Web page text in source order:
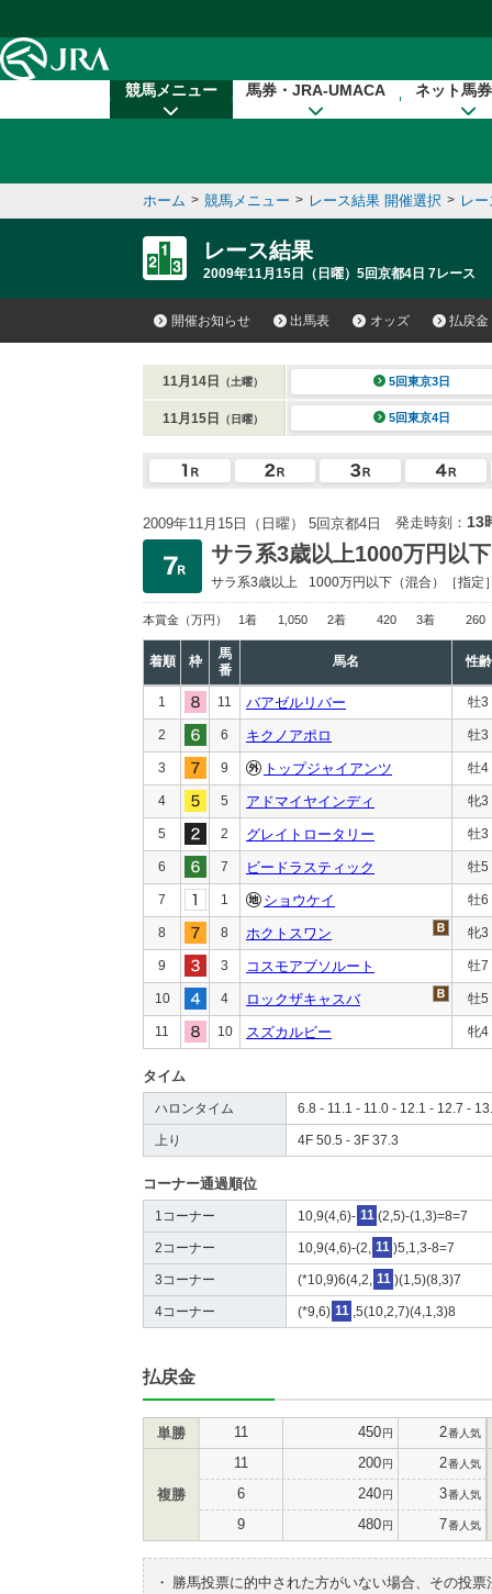
競馬メニュー 馬券・JRA-UMACA ネット馬
ホーム > 競馬メニュー > レース結果 開催選択 > レ
レース結果
2009年11月15日（日曜）5回京都4日 7レース
開催お知らせ 出馬表 オッズ 払戻金
11月14日 （土曜） 5回東京3日
11月15日 （日曜） 5回東京4日
2009年11月15日（日曜） 5回京都4日 発走時刻： 13
サラ系3歳以上1000万円以下
サラ系3歳以上 1000万円以下 （混合）［指定
本賞金 （万円） 1着 1,050 2着 420 3着 260
着順 枠
馬
番
馬名 性齢
1 11 バアゼルリバー 牡3
2 6 キクノアポロ 牡3
3 9 トップジャイアンツ 牡4
4 5 アドマイヤインディ 牝3
5 2 グレイトロータリー 牡3
6 7 ビードラスティック 牡5
7 1 ショウケイ 牡6
8 8 ホクトスワン 牝3
9 3 コスモアブソルート 牡7
10 4 ロックザキャスバ 牡5
11 10 スズカルビー 牝4
タイム
ハロンタイム 6.8 - 11.1 - 11.0 - 12.1 - 12.7 -
上り 4F 50.5 - 3F 37.3
コーナー通過順位
1コーナー 10,9(4,6)- 11 (2,5)-(1,3)=8=7
2コーナー 10,9(4,6)-(2, 11 )5,1,3-8=7
3コーナー (*10,9)6(4,2, 11 )(1,5)(8,3)7
4コーナー (*9,6) 11 ,5(10,2,7)(4,1,3)8
払戻金
単勝 11 450円 2番人気
複勝
11 200円 2番人気
6 240円 3番人気
9 480円 7番人気
・
勝馬投票に的中された方がいない場合、その投